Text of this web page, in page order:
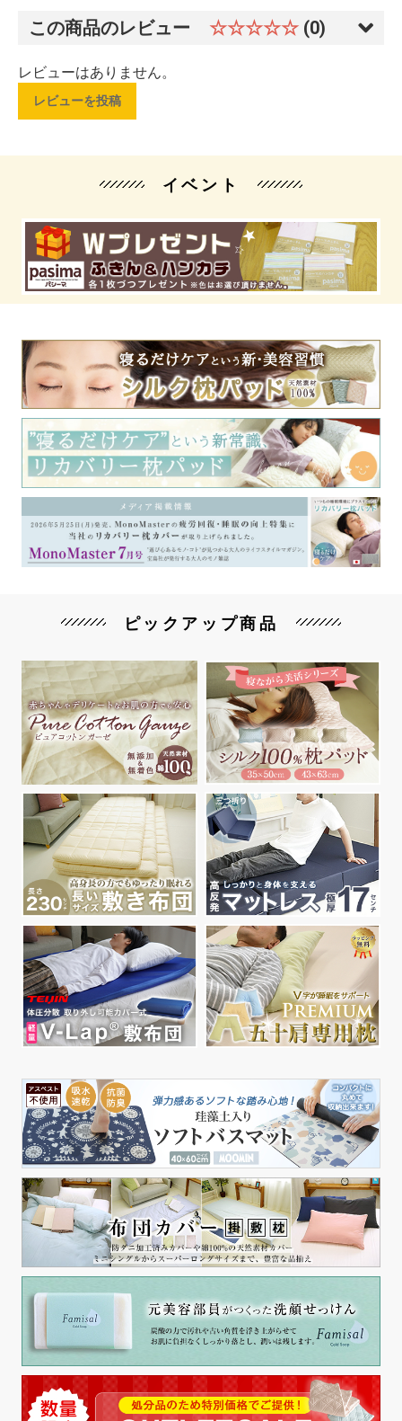
この商品のレビュー ☆☆☆☆☆ (0)
レビューはありません。
レビューを投稿
イベント
ピックアップ商品